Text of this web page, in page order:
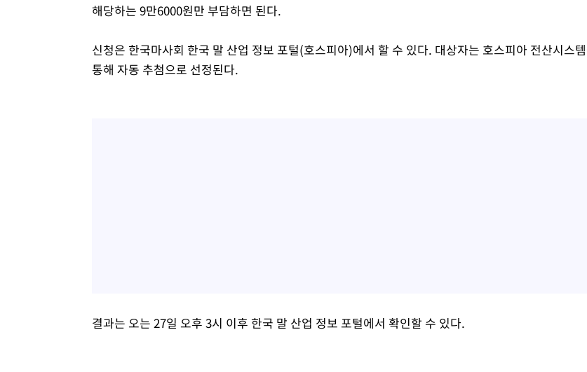
해당하는 9만6000원만 부담하면 된다.
신청은 한국마사회 한국 말 산업 정보 포털(호스피아)에서 할 수 있다. 대상자는 호스피아 전산시스
통해 자동 추첨으로 선정된다.
결과는 오는 27일 오후 3시 이후 한국 말 산업 정보 포털에서 확인할 수 있다.